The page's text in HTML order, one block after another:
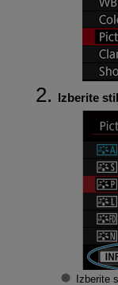
Izberite
Izberite